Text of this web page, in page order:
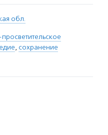
обл.
просветительское
, сохранение